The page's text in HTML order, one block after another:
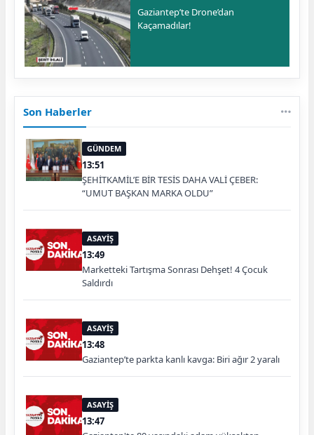
Gaziantep’te Drone’dan
Kaçamadılar!
Son Haberler
GÜNDEM
13:51
ŞEHİTKAMİL’E BİR TESİS DAHA VALİ ÇEBER:
“UMUT BAŞKAN MARKA OLDU”
ASAYİŞ
13:49
Marketteki Tartışma Sonrası Dehşet! 4 Çocuk
Saldırdı
ASAYİŞ
13:48
Gaziantep’te parkta kanlı kavga: Biri ağır 2 yaralı
ASAYİŞ
13:47